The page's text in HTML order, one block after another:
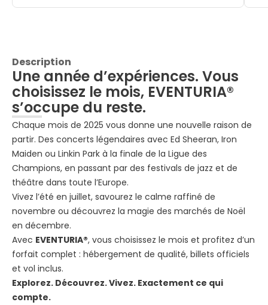
Description
Une année d’expériences. Vous
choisissez le mois, EVENTURIA®
s’occupe du reste.
Chaque mois de 2025 vous donne une nouvelle raison de
partir. Des concerts légendaires avec Ed Sheeran, Iron
Maiden ou Linkin Park à la finale de la Ligue des
Champions, en passant par des festivals de jazz et de
théâtre dans toute l’Europe.
Vivez l’été en juillet, savourez le calme raffiné de
novembre ou découvrez la magie des marchés de Noël
en décembre.
Avec EVENTURIA®, vous choisissez le mois et profitez d’un
forfait complet : hébergement de qualité, billets officiels
et vol inclus.
Explorez. Découvrez. Vivez. Exactement ce qui
compte.